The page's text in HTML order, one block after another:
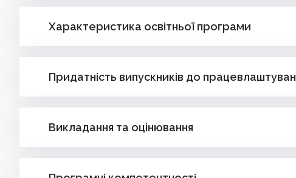
Характеристика освітньої програми
Придатність випускників до
Викладання та оцінювання